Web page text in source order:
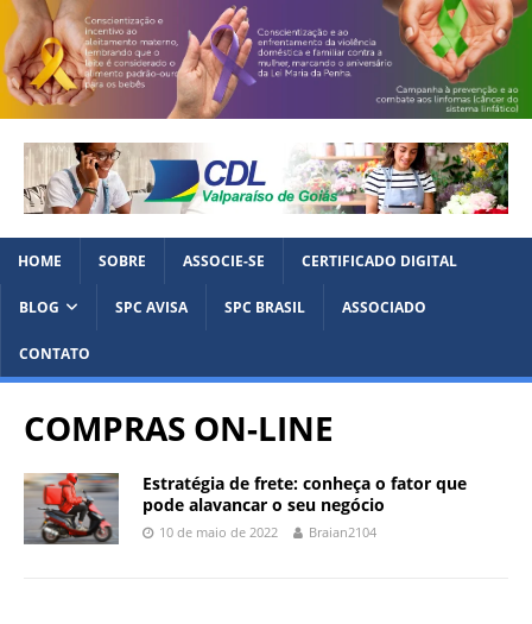
HOME SOBRE ASSOCIE-SE CERTIFICADO DIGITAL
BLOG SPC AVISA SPC BRASIL ASSOCIADO
CONTATO
COMPRAS ON-LINE
Estratégia de frete: conheça o fator que
pode alavancar o seu negócio
10 de maio de 2022 Braian2104